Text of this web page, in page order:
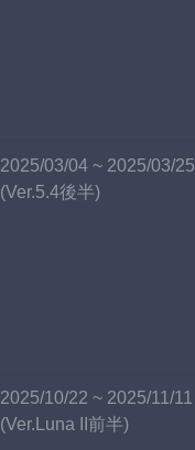
2025/03/04 ~ 2025/03/25
(Ver.5.4後半)
2025/10/22 ~ 2025/11/11
(Ver.Luna II前半)